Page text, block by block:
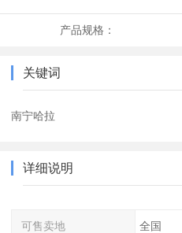
产品规格：
关键词
南宁哈拉
详细说明
可售卖地 全国